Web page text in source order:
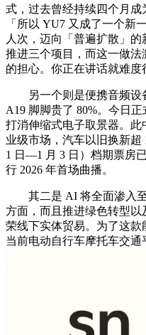
式，过去曾经持续四个月成
「所以 YU7 又成了一个新
人次，迈向「普遍扩散」
推进三个项目，而这一做
的担心。你正在讲话就难度
另一个则是便携音频设
A19 脚脚贵了 80%。今日
打消伸缩式电子取景器。
业级市场，汽车以旧换新超
1 日—1 月 3 日）档期票房
行 2026 年首场曲播。
其二是 AI 将全面渗入至
方面，而且推进绿色转型
荣线下实体贸易。为了这
当前电动自行车摩托车交通